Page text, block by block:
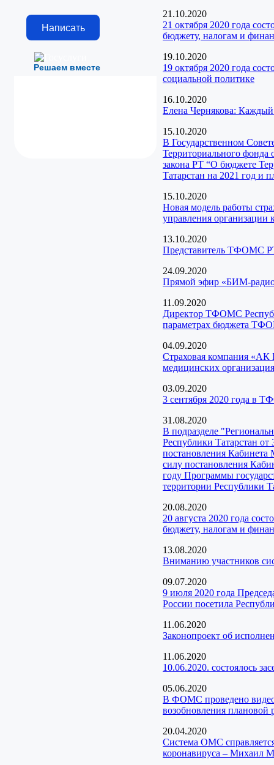
Решаем вместе
Написать
21.10.2020
21 октября 2020 года
бюджету, налогам и
19.10.2020
19 октября 2020 года
социальной политике
16.10.2020
Елена Чернякова: Каждый
15.10.2020
В Государственном
Территориального фонда
закона РТ “О бюджете
Татарстан на 2021 год и
15.10.2020
Новая модель работы
управления
13.10.2020
Представитель ТФОМС
24.09.2020
Прямой эфир «БИМ-радио
11.09.2020
Директор ТФОМС
параметрах бюджета
04.09.2020
Страховая компания «АК
медицинских
03.09.2020
3 сентября 2020 года в
31.08.2020
В подразделе
Республики Татарстан
постановления
силу постановления
году Программы
территории Республики
20.08.2020
20 августа 2020 года
бюджету, налогам и
13.08.2020
Вниманию участников
09.07.2020
9 июля 2020 года
России посетила
11.06.2020
Законопроект об
11.06.2020
10.06.2020. состоялось
05.06.2020
В ФОМС проведено
возобновления плановой
20.04.2020
Система ОМС
коронавируса – Михаил